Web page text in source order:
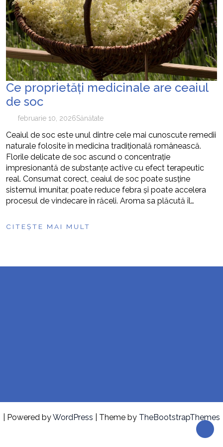
cum pot fi prevenite
Ce proprietăți medicinale are ceaiul
de soc
februarie 10, 2026Sănătate
Ceaiul de soc este unul dintre cele mai cunoscute remedii
naturale folosite în medicina tradițională românească.
Florile delicate de soc ascund o concentrație
impresionantă de substanțe active cu efect terapeutic
real. Consumat corect, ceaiul de soc poate susține
sistemul imunitar, poate reduce febra și poate accelera
procesul de vindecare în răceli. Aroma sa plăcută îl…
CITEȘTE MAI MULT
| Powered byWordPress | Theme by TheBootstrapThemes